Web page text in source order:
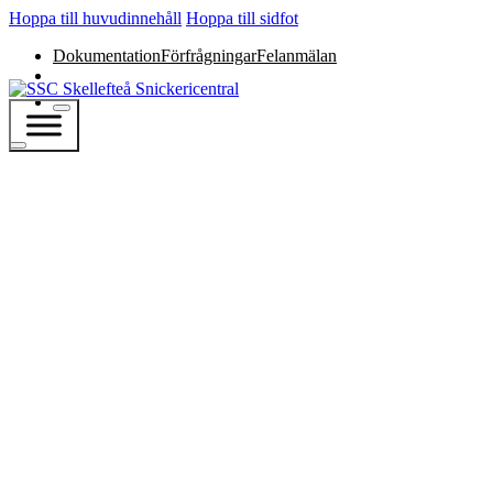
Hoppa till huvudinnehåll Hoppa till sidfot
DokumentationFörfrågningarFelanmälan